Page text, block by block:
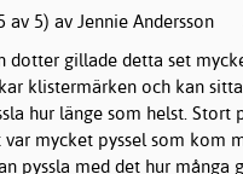
av 5) av Jennie Andersson
dotter gillade detta set
klistermärken och kan
hur länge som helst. Stort
var mycket pyssel som kom
pyssla med det hur många